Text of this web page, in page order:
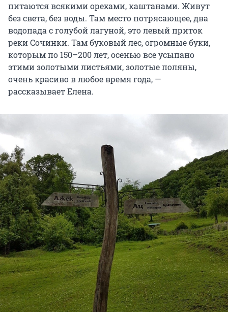
питаются всякими орехами, каштанами. Живут
без света, без воды. Там место потрясающее, два
водопада с голубой лагуной, это левый приток
реки Сочинки. Там буковый лес, огромные буки,
которым по 150–200 лет, осенью все усыпано
этими золотыми листьями, золотые поляны,
очень красиво в любое время года, —
рассказывает Елена.